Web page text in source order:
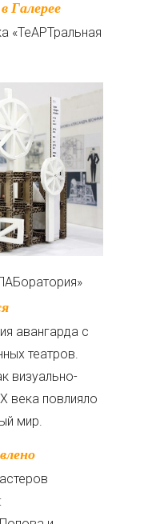
«ТеАРТральная
авангарда с
театров.
визуально-
века повлияло
мир.